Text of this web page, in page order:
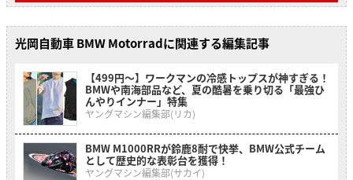
光岡自動車 BMW Motorradに関連する編集記事
【499円〜】ワークマンの冷感トップスが神すぎる！
BMWや南海部品など、夏の酷暑を乗り切る「最強ひ
んやりインナー」特集
ヤングマシン編集部(リカ)
BMW M1000RRが鈴鹿8耐で快挙、BMW公式チーム
として歴史的な表彰台を獲得！
ヤングマシン編集部(サカイ)